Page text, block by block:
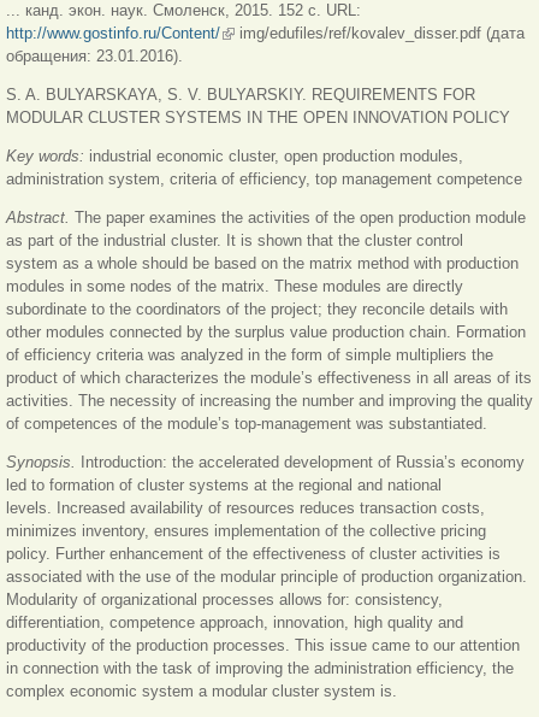
... канд. экон. наук. Смоленск, 2015. 152 с. URL:
http://www.gostinfo.ru/Content/(внешняя ссылка)
img/edufiles/ref/kovalev_disser.pdf (дата
обращения: 23.01.2016).
S. A. BULYARSKAYA, S. V. BULYARSKIY. REQUIREMENTS FOR
MODULAR CLUSTER SYSTEMS IN THE OPEN INNOVATION POLICY
Key words: industrial economic cluster, open production modules,
administration system, criteria of efficiency, top management competence
Abstract. The paper examines the activities of the open production module
as part of the industrial cluster. It is shown that the cluster control
system as a whole should be based on the matrix method with production
modules in some nodes of the matrix. These modules are directly
subordinate to the coordinators of the project; they reconcile details with
other modules connected by the surplus value production chain. Formation
of efficiency criteria was analyzed in the form of simple multipliers the
product of which characterizes the module’s effectiveness in all areas of its
activities. The necessity of increasing the number and improving the quality
of competences of the module’s top-management was substantiated.
Synopsis.
Introduction: the accelerated development of Russia’s economy
led to formation of cluster systems at the regional and national
levels. Increased availability of resources reduces transaction costs,
minimizes inventory, ensures implementation of the collective pricing
policy. Further enhancement of the effectiveness of cluster activities is
associated with the use of the modular principle of production organization.
Modularity of organizational processes allows for: consistency,
differentiation, competence approach, innovation, high quality and
productivity of the production processes. This issue came to our attention
in connection with the task of improving the administration efficiency, the
complex economic system a modular cluster system is.